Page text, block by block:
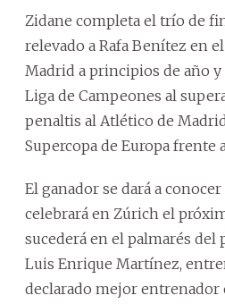
Zidane completa el trío de
relevado a Rafa Benítez en
Madrid a principios de año
Liga de Campeones al
penaltis al Atlético de
Supercopa de Europa frente
El ganador se dará a conocer
celebrará en Zúrich el
sucederá en el palmarés del
Luis Enrique Martínez,
declarado mejor entrenador